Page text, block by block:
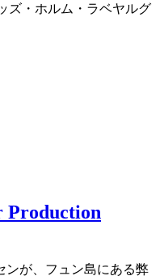
ズ・ホルム・ラベヤルグ
Production
ンが、フュン島にある弊